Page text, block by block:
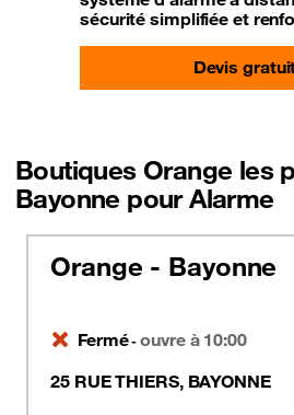
sécurité simplifiée et
Devis
Boutiques Orange les
Bayonne pour Alarme
Orange - Bayonne
Fermé-ouvre à 10:00
25 RUE THIERS, BAYONNE